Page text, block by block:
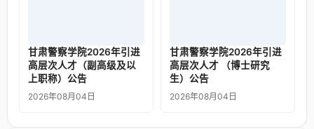
甘肃警察学院2026年引进
高层次人才（副高级及以
上职称）公告
2026年08月04日
甘肃警察学院2026年引进
高层次人才 （博士研究
生）公告
2026年08月04日